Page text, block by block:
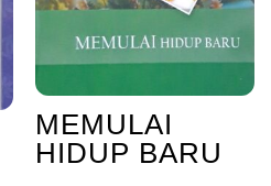
MEMULAI
HIDUP BARU